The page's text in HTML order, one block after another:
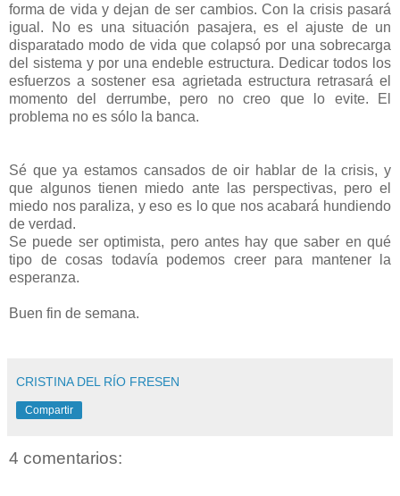
forma de vida y dejan de ser cambios. Con la crisis pasará
igual. No es una situación pasajera, es el ajuste de un
disparatado modo de vida que colapsó por una sobrecarga
del sistema y por una endeble estructura. Dedicar todos los
esfuerzos a sostener esa agrietada estructura retrasará el
momento del derrumbe, pero no creo que lo evite. El
problema no es sólo la banca.
Sé que ya estamos cansados de oir hablar de la crisis, y
que algunos tienen miedo ante las perspectivas, pero el
miedo nos paraliza, y eso es lo que nos acabará hundiendo
de verdad.
Se puede ser optimista, pero antes hay que saber en qué
tipo de cosas todavía podemos creer para mantener la
esperanza.
Buen fin de semana.
CRISTINA DEL RÍO FRESEN
Compartir
4 comentarios: